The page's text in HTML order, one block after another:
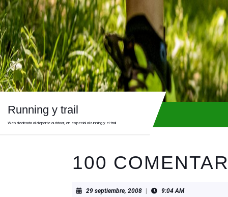
Skip
to
content
Running y trail
Web dedicada al deporte outdoor, en especial al running y el trail
100
29 septiembre, 200829
9:04 AM